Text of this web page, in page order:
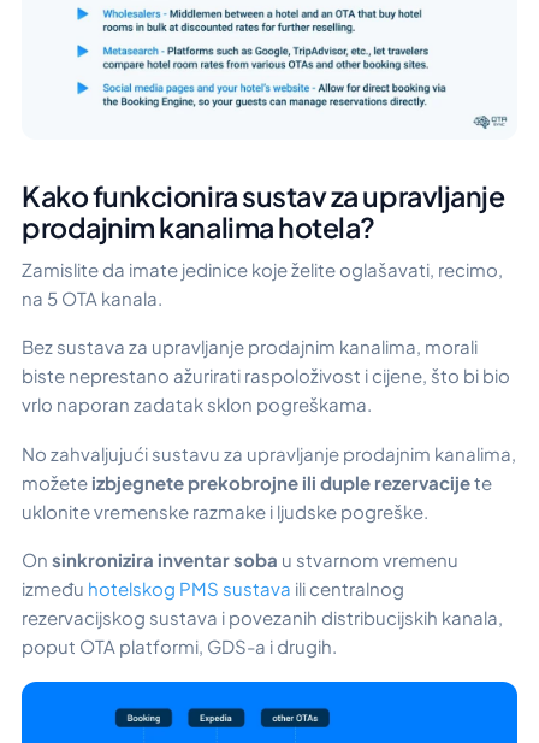
Kako funkcionira sustav za upravljanje
prodajnim kanalima hotela?
Zamislite da imate jedinice koje želite oglašavati, recimo,
na 5 OTA kanala.
Bez sustava za upravljanje prodajnim kanalima, morali
biste neprestano ažurirati raspoloživost i cijene, što bi bio
vrlo naporan zadatak sklon pogreškama.
No zahvaljujući sustavu za upravljanje prodajnim kanalima,
možete izbjegnete prekobrojne ili duple rezervacijete
uklonite vremenske razmake i ljudske pogreške.
On sinkronizira inventar soba u stvarnom vremenu
između hotelskog PMS sustava ili centralnog
rezervacijskog sustava i povezanih distribucijskih kanala,
poput OTA platformi, GDS-a i drugih.